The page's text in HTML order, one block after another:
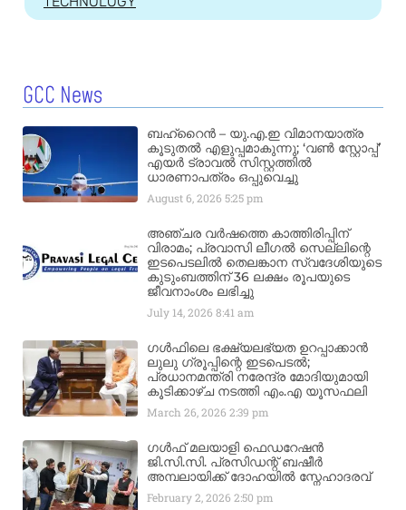
GCC News
ബഹ്‌റൈൻ – യു.എ.ഇ വിമാനയാത്ര
കൂടുതൽ എളുപ്പമാകുന്നു; ‘വൺ സ്റ്റോപ്പ്’
എയർ ട്രാവൽ സിസ്റ്റത്തിൽ
ധാരണാപത്രം ഒപ്പുവെച്ചു
August 6, 20265:25 pm
അഞ്ചര വർഷത്തെ കാത്തിരിപ്പിന്
വിരാമം; പ്രവാസി ലീഗൽ സെല്ലിന്റെ
ഇടപെടലിൽ തെലങ്കാന സ്വദേശിയുടെ
കുടുംബത്തിന് 36 ലക്ഷം രൂപയുടെ
ജീവനാംശം ലഭിച്ചു
July 14, 20268:41 am
ഗൾഫിലെ ഭക്ഷ്യലഭ്യത ഉറപ്പാക്കാൻ
ലുലു ഗ്രൂപ്പിന്റെ ഇടപെടൽ;
പ്രധാനമന്ത്രി നരേന്ദ്ര മോദിയുമായി
കൂടിക്കാഴ്ച നടത്തി എം.എ യൂസഫലി
March 26, 20262:39 pm
ഗൾഫ് മലയാളി ഫെഡറേഷൻ
ജി.സി.സി. പ്രസിഡന്റ് ബഷീർ
അമ്പലായിക്ക് ദോഹയിൽ സ്നേഹാദരവ്
February 2, 20262:50 pm